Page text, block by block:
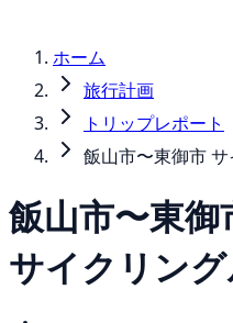
ホーム
旅行計画
トリップレポート
飯山市〜東御市
飯山市〜東御
サイクリング